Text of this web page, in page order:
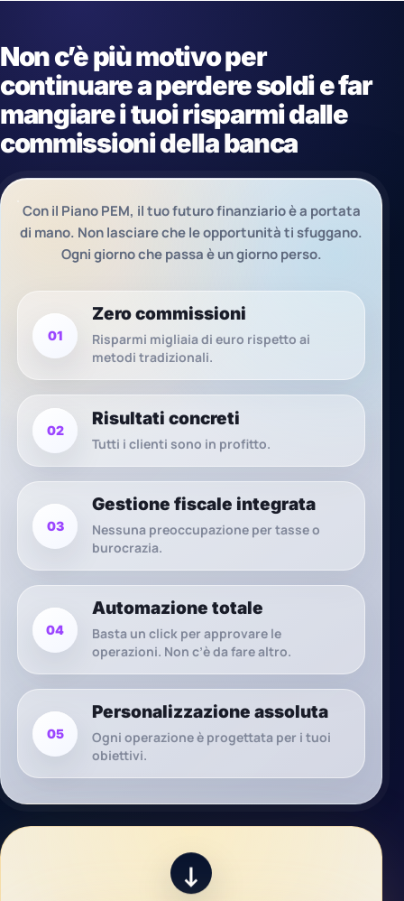
Non c’è più motivo per
continuare a perdere soldi e far
mangiare i tuoi risparmi dalle
commissioni della banca
Con il Piano PEM, il tuo futuro finanziario è a portata
di mano. Non lasciare che le opportunità ti sfuggano.
Ogni giorno che passa è un giorno perso.
01
Zero commissioni
Risparmi migliaia di euro rispetto ai
metodi tradizionali.
02
Risultati concreti
Tutti i clienti sono in profitto.
03
Gestione fiscale integrata
Nessuna preoccupazione per tasse o
burocrazia.
04
Automazione totale
Basta un click per approvare le
operazioni. Non c’è da fare altro.
05
Personalizzazione assoluta
Ogni operazione è progettata per i tuoi
obiettivi.
↓